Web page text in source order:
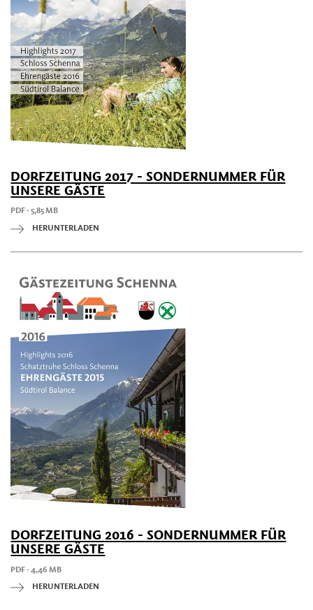
DORFZEITUNG 2017 - SONDERNUMMER FÜR
UNSERE GÄSTE
PDF - 5,85 MB
HERUNTERLADEN
DORFZEITUNG 2016 - SONDERNUMMER FÜR
UNSERE GÄSTE
PDF - 4,46 MB
HERUNTERLADEN